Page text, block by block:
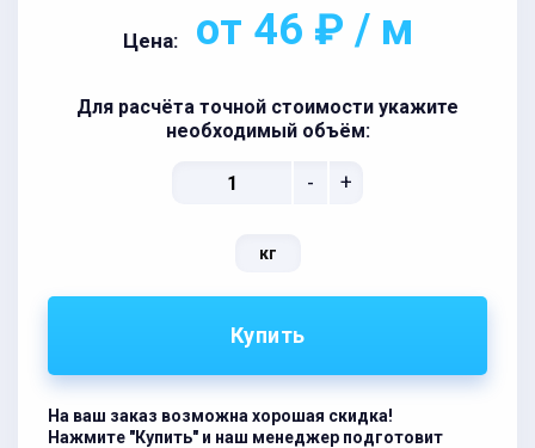
Цена: от 46 ₽ / м
Для расчёта точной стоимости укажите
необходимый объём:
- +
кг
Купить
На ваш заказ возможна хорошая скидка!
Нажмите "Купить" и наш менеджер подготовит